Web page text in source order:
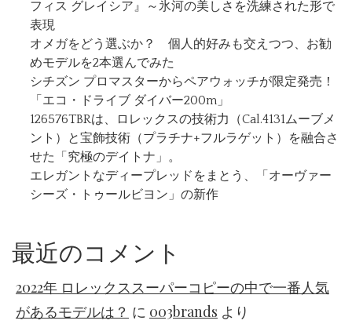
フィス グレイシア』～氷河の美しさを洗練された形で
表現
オメガをどう選ぶか？ 個人的好みも交えつつ、お勧
めモデルを2本選んでみた
シチズン プロマスターからペアウォッチが限定発売！
「エコ・ドライブ ダイバー200m」
126576TBRは、ロレックスの技術力（Cal.4131ムーブメ
ント）と宝飾技術（プラチナ+フルラゲット）を融合さ
せた「究極のデイトナ」。
エレガントなディープレッドをまとう、「オーヴァー
シーズ・トゥールビヨン」の新作
最近のコメント
2022年 ロレックススーパーコピーの中で一番人気
があるモデルは？ に 003brands より